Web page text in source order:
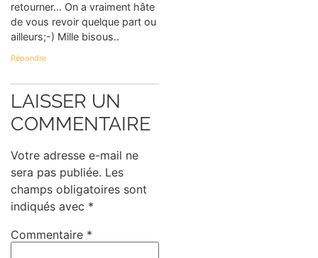
retourner… On a vraiment hâte
de vous revoir quelque part ou
ailleurs;-) Mille bisous..
Répondre
LAISSER UN
COMMENTAIRE
Votre adresse e-mail ne
sera pas publiée. Les
champs obligatoires sont
indiqués avec *
Commentaire *